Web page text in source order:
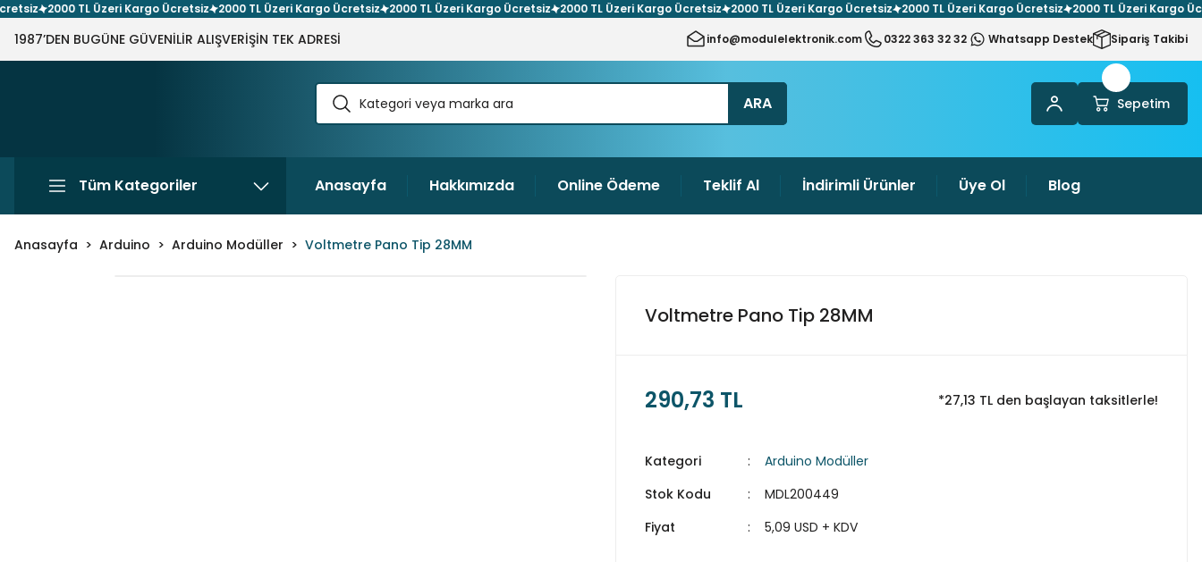
2000 TL Üzeri Kargo Ücretsiz 2000 TL Üzeri Kargo Ücretsiz 2000 TL Üzeri Kargo Ücretsiz 2000 TL Üzeri Kargo Ücretsiz 2000 TL Üzeri Kargo Ücretsiz 2000 TL Üzeri Kargo Ücretsiz 2000 TL Üzeri Kargo
1987’DEN BUGÜNE GÜVENİLİR ALIŞVERİŞİN TEK ADRESİ info@modulelektronik.com 0322 363 32 32 Whatsapp Destek Sipariş Takibi
ARA Sepetim
Tüm Kategoriler Anasayfa Hakkımızda Online Ödeme Teklif Al İndirimli Ürünler Üye Ol Blog
Anasayfa Arduino Arduino Modüller Voltmetre Pano Tip 28MM
Voltmetre Pano Tip 28MM
290,73 TL *27,13 TL den başlayan taksitlerle!
Kategori
Arduino Modüller
Stok Kodu
MDL200449
Fiyat
5,09 USD + KDV